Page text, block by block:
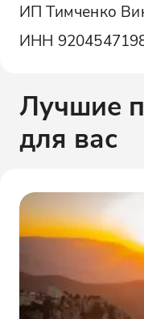
ИП Тимченко
ИНН
Лучшие
для вас